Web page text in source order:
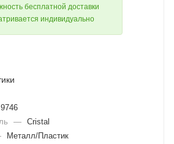
бесплатной доставки
индивидуально
9746
— Cristal
Металл/Пластик